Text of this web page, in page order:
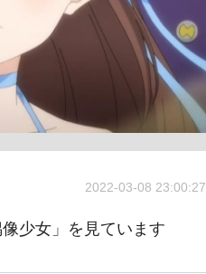
2022-03-08 23:00:27
少女」を見ています